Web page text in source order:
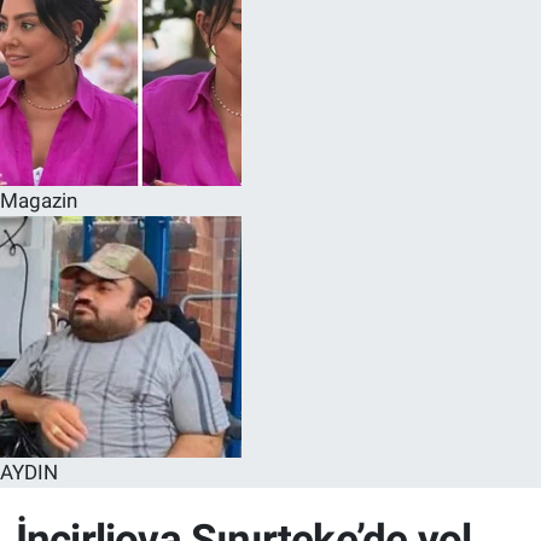
Magazin
AYDIN